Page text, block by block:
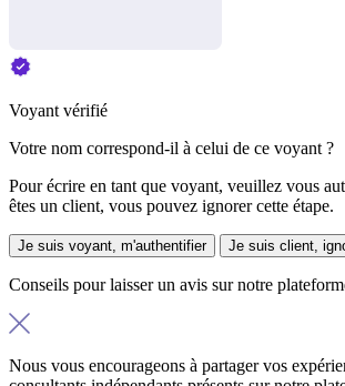
Voyant vérifié
Votre nom correspond-il à celui de ce voyant ?
Pour écrire en tant que voyant, veuillez vous
êtes un client, vous pouvez ignorer cette étape.
Je suis voyant, m'authentifier Je suis client,
Conseils pour laisser un avis sur notre
Nous vous encourageons à partager vos